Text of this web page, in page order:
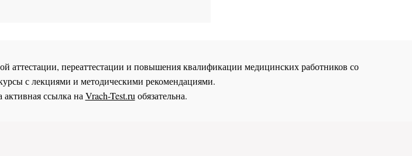
аттестации, переаттестации и повышения квалификации медицинских работников со
с лекциями и методическими рекомендациями.
ссылка наVrach-Test.ruобязательна.